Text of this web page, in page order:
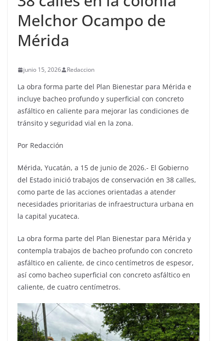
Melchor Ocampo de
Mérida
junio 15, 2026 Redaccion
La obra forma parte del Plan Bienestar para Mérida e
incluye bacheo profundo y superficial con concreto
asfáltico en caliente para mejorar las condiciones de
tránsito y seguridad vial en la zona.
Por Redacción
Mérida, Yucatán, a 15 de junio de 2026.- El Gobierno
del Estado inició trabajos de conservación en 38 calles,
como parte de las acciones orientadas a atender
necesidades prioritarias de infraestructura urbana en
la capital yucateca.
La obra forma parte del Plan Bienestar para Mérida y
contempla trabajos de bacheo profundo con concreto
asfáltico en caliente, de cinco centímetros de espesor,
así como bacheo superficial con concreto asfáltico en
caliente, de cuatro centímetros.